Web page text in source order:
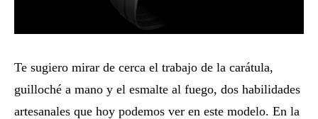
Te sugiero mirar de cerca el trabajo de la carátula,
guilloché a mano y el esmalte al fuego, dos habilidades
artesanales que hoy podemos ver en este modelo. En la